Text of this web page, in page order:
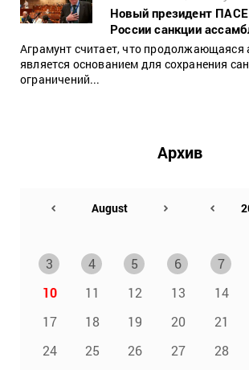
Новый президент ПАСЕ
России санкции
Аграмунт считает, что продолжающаяся
является основанием для сохранения
ограничений...
Архив
3
4 5 6 7
10
11 12 13 14
17
18 19 20 21
24
25 26 27 28